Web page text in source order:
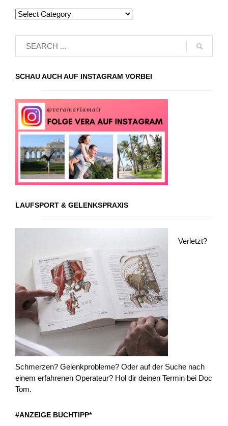
SCHAU AUCH AUF INSTAGRAM VORBEI
LAUFSPORT & GELENKSPRAXIS
Verletzt?
Schmerzen? Gelenkprobleme? Oder auf der Suche nach
einem erfahrenen Operateur? Hol dir deinen Termin bei Doc
Tom.
#ANZEIGE BUCHTIPP*